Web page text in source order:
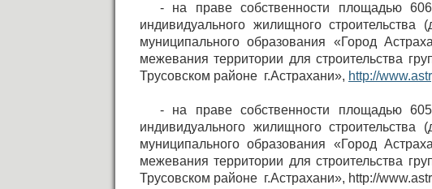
- на праве собственности площадью
индивидуального жилищного
муниципального образования «Город
межевания территории для строительства
Трусовском районе г.Астрахани», http://
- на праве собственности площадью
индивидуального жилищного
муниципального образования «Город
межевания территории для строительства
Трусовском районе г.Астрахани», http://